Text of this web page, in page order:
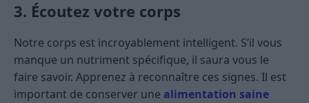
3. Écoutez votre corps
Notre corps est incroyablement intelligent. S’il vous
manque un nutriment spécifique, il saura vous le
faire savoir. Apprenez à reconnaître ces signes. Il est
important de conserver une alimentation saine